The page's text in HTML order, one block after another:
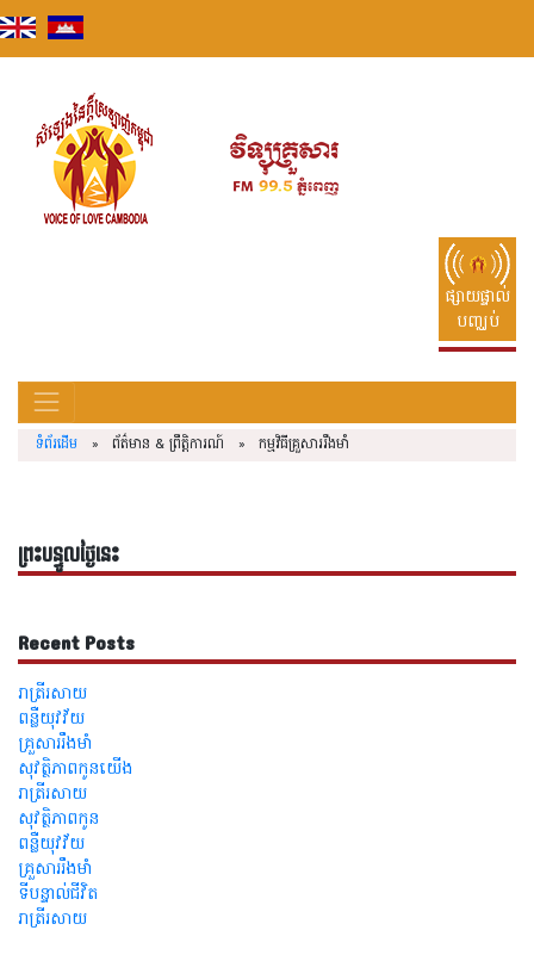
Skip
to
content
ផ្សាយផ្ទាល់
បញ្ឈប់
ទំព័រដើម » ព័ត៌មាន & ព្រឹត្តិការណ៍ » កម្មវិធីគ្រួសាររឹងមាំ
ព្រះបន្ទូលថ្ងៃនេះ
Recent Posts
រាត្រីរសាយ
ពន្លឺយុវវ័យ
គ្រួសាររឹងមាំ
សុវត្ថិភាពកូនយើង
រាត្រីរសាយ
សុវត្ថិភាពកូន
ពន្លឺយុវវ័យ
គ្រួសាររឹងមាំ
ទីបន្ទាល់ជីវិត
រាត្រីរសាយ